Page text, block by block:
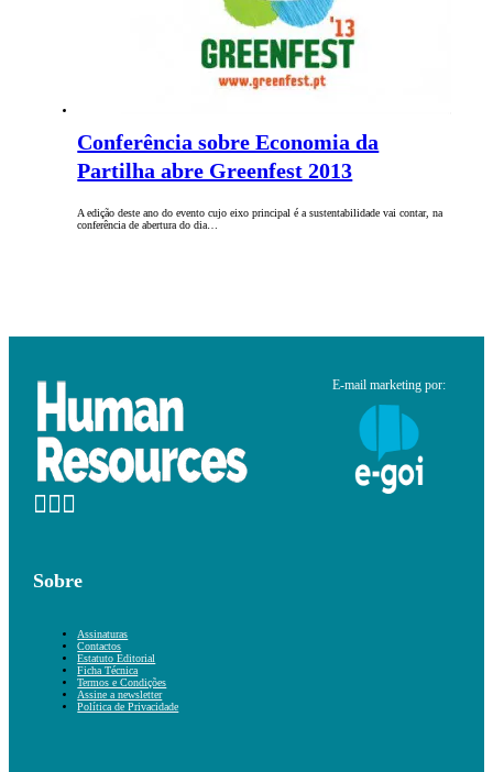
Conferência sobre Economia da
Partilha abre Greenfest 2013
A edição deste ano do evento cujo eixo principal é a sustentabilidade vai contar, na
conferência de abertura do dia…
E-mail marketing por:
Sobre
Assinaturas
Contactos
Estatuto Editorial
Ficha Técnica
Termos e Condições
Assine a newsletter
Política de Privacidade